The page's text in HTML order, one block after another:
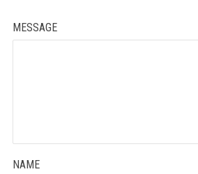
MESSAGE
NAME